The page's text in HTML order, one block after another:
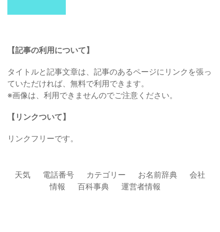
【記事の利用について】
タイトルと記事文章は、記事のあるページにリンクを張っ
ていただければ、無料で利用できます。
※画像は、利用できませんのでご注意ください。
【リンクついて】
リンクフリーです。
天気 電話番号 カテゴリー お名前辞典
会社
情報
百科事典 運営者情報